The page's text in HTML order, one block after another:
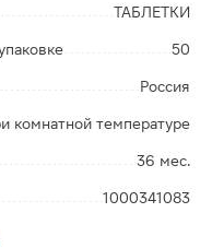
ТАБЛЕТКИ
50
Россия
комнатной температуре
36 мес.
1000341083